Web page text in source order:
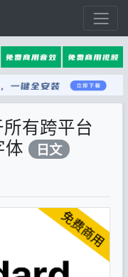
所有跨平台
体
日文